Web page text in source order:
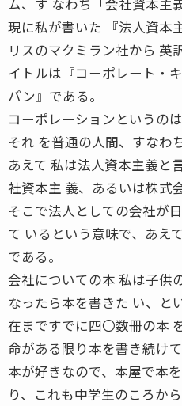
現に私が書いた 『法人資本
リスのマクミラン社から 英
イトルは『コーポレート・
パン』である。
コーポレーションというの
それ を普通の人間、すなわ
あえて 私は法人資本主義と
社資本主 義、あるいは株式
そこで法人としての会社が
て いるという意味で、あえ
である。
会社についての本 私は子供
なったら本を書きた い、と
在まですでに四〇数冊の本
命がある限り本を書き続け
本が好きなので、本屋で本
り、これも中学生のころか